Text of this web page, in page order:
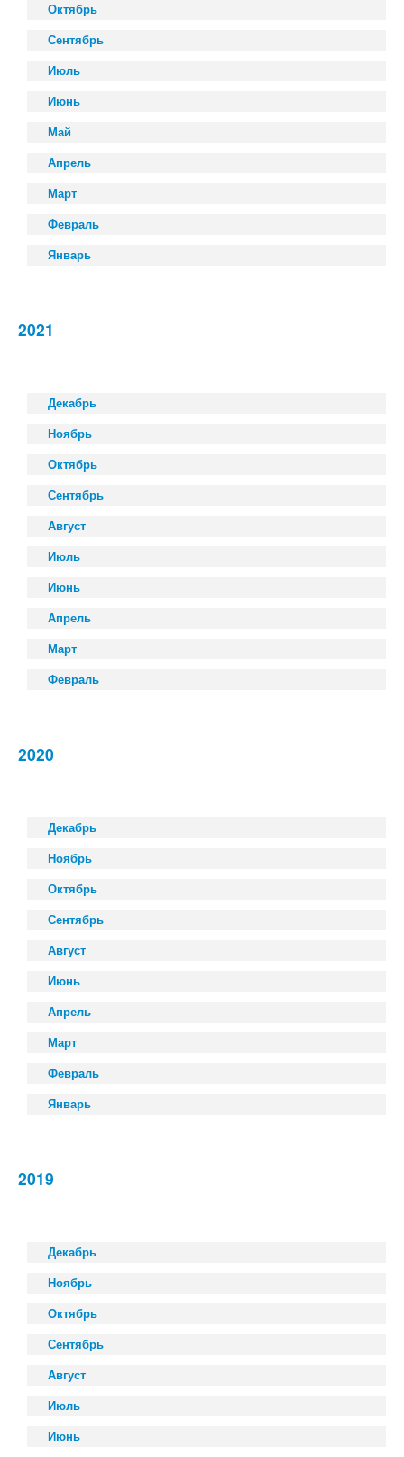
Октябрь
Сентябрь
Июль
Июнь
Май
Апрель
Март
Февраль
Январь
2021
Декабрь
Ноябрь
Октябрь
Сентябрь
Август
Июль
Июнь
Апрель
Март
Февраль
2020
Декабрь
Ноябрь
Октябрь
Сентябрь
Август
Июнь
Апрель
Март
Февраль
Январь
2019
Декабрь
Ноябрь
Октябрь
Сентябрь
Август
Июль
Июнь